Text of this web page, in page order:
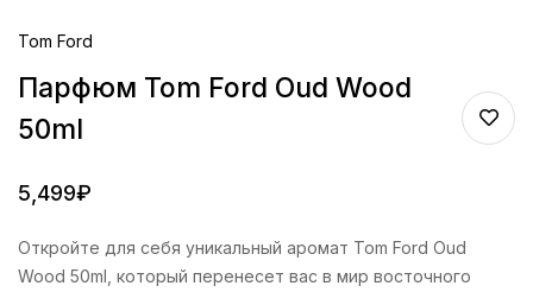
Tom Ford
Парфюм Tom Ford Oud Wood
50ml
5,499₽
Откройте для себя уникальный аромат Tom Ford Oud
Wood 50ml, который перенесет вас в мир восточного